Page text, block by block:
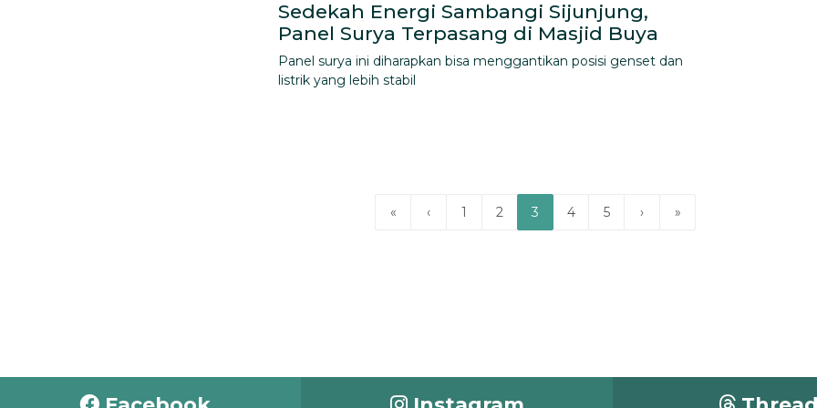
Sedekah Energi Sambangi Sijunjung,
Panel Surya Terpasang di Masjid Buya
Panel surya ini diharapkan bisa menggantikan posisi genset dan
listrik yang lebih stabil
« ‹ 1 2 3 4 5 › »